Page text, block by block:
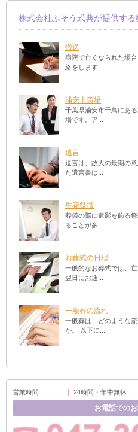
株式会社ふそう式典が提供す
搬送
病院で亡くなられた場
絡をします...
浦安市斎場
千葉県浦安市千鳥にあ
場です。ア...
遺言
遺言は、故人の最期の
た遺言書は...
生花祭壇
葬儀の際に遺影を飾る
ることが多...
お葬式の日程
一般的なお葬式では、
翌日にお通...
一般葬の流れ
一般葬は、どのような
か。 以下に...
営業時間 24時間・年中無休
お電話での